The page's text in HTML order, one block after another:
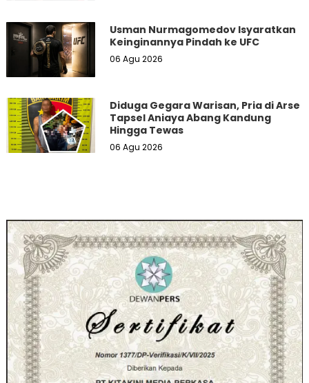
Usman Nurmagomedov Isyaratkan
Keinginannya Pindah ke UFC
06 Agu 2026
Diduga Gegara Warisan, Pria di Arse
Tapsel Aniaya Abang Kandung
Hingga Tewas
06 Agu 2026